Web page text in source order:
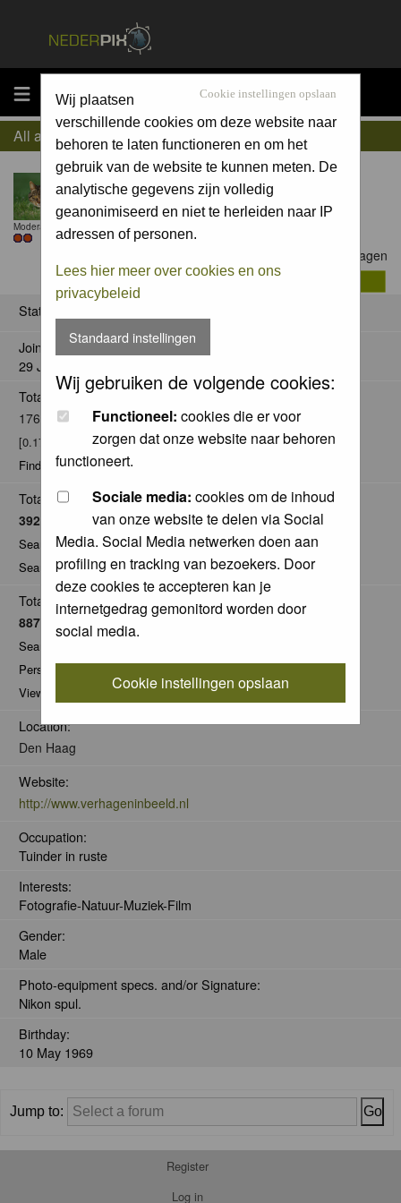
MENU Cookie instellingen opslaan
Wij plaatsen
verschillende cookies om deze website naar
behoren te laten functioneren en om het
gebruik van de website te kunnen meten. De
analytische gegevens zijn volledig
geanonimiseerd en niet te herleiden naar IP
adressen of personen.
Lees hier meer over cookies en ons
privacybeleid
Standaard instellingen
Wij gebruiken de volgende cookies:
Functioneel: cookies die er voor
zorgen dat onze website naar behoren
functioneert.
Sociale media: cookies om de inhoud
van onze website te delen via Social
Media. Social Media netwerken doen aan
profiling en tracking van bezoekers. Door
deze cookies te accepteren kan je
internetgedrag gemonitord worden door
social media.
Cookie instellingen opslaan
All about Willem Verhagen
Moderator
Contact Willem Verhagen
Status
Joined:
29 Jan 2008
Total posts:
176
[0.17% of total / 0.03 posts per day]
Find all posts by Willem Verhagen
Total Comments:
3929
Search for comments by this user
Search for all nominations given by this user
Total Pics:
887
Search for pics made by Willem Verhagen
Personal Gallery of Willem Verhagen
View comments on pics of Willem Verhagen
Location:
Den Haag
Website:
http://www.verhageninbeeld.nl
Occupation:
Tuinder in ruste
Interests:
Fotografie-Natuur-Muziek-Film
Gender:
Male
Photo-equipment specs. and/or Signature:
Nikon spul.
Birthday:
10 May 1969
Jump to:
Register
Log in